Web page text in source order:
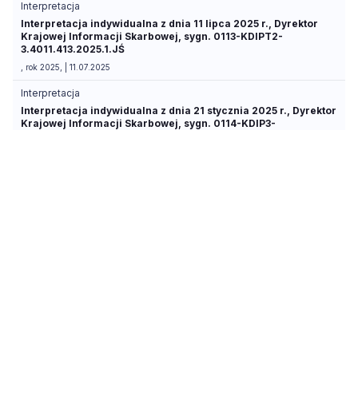
Interpretacja
Interpretacja indywidualna z dnia 11 lipca 2025 r., Dyrektor
Krajowej Informacji Skarbowej, sygn. 0113-KDIPT2-
3.4011.413.2025.1.JŚ
, rok 2025, | 11.07.2025
Interpretacja
Interpretacja indywidualna z dnia 21 stycznia 2025 r., Dyrektor
Krajowej Informacji Skarbowej, sygn. 0114-KDIP3-